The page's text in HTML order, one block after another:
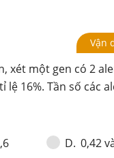
Vận
xét một gen có 2
16%. Tần số các
D. 0,42